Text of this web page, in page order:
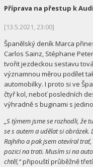
Příprava na přestup k
[13.5.2021, 23:00]
Španělský deník Marca
Carlos Sainz, Stéphane
tvořit jezdeckou sestavu
významnou měrou podílet
automobilky. I proto si ve
čtyř kol, neboť posledních
výhradně s buginami s
„S týmem jsme se rozhodli, že
se s autem a udělat si obrázek.
Rajhiho a pak jsem otevíral
pozici na trati. Musím si na
chtěl,“připouští průběžně třetí